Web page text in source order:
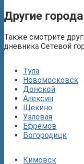
Другие
Также смотрите
дневника Сетевой
Тула
Новомосковск
Донской
Алексин
Щекино
Узловая
Ефремов
Богородицк
Кимовск